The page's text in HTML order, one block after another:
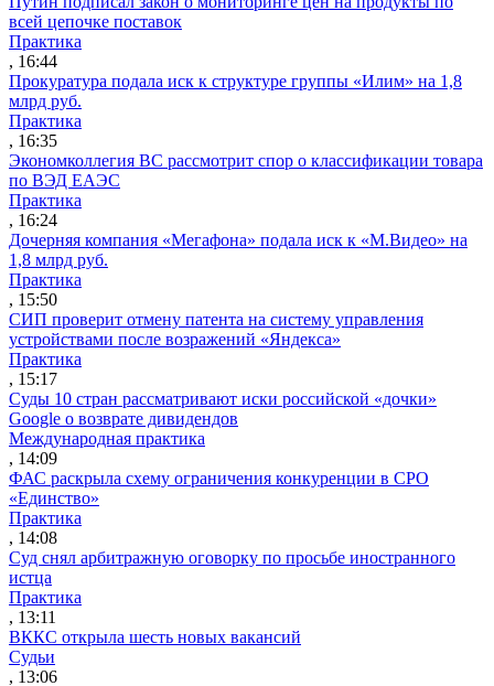
всей цепочке поставок
Практика
, 16:44
Прокуратура подала иск к структуре группы «Илим» на 1,8
млрд руб.
Практика
, 16:35
Экономколлегия ВС рассмотрит спор о классификации товара
по ВЭД ЕАЭС
Практика
, 16:24
Дочерняя компания «Мегафона» подала иск к «М.Видео» на
1,8 млрд руб.
Практика
, 15:50
СИП проверит отмену патента на систему управления
устройствами после возражений «Яндекса»
Практика
, 15:17
Суды 10 стран рассматривают иски российской «дочки»
Google о возврате дивидендов
Международная практика
, 14:09
ФАС раскрыла схему ограничения конкуренции в СРО
«Единство»
Практика
, 14:08
Суд снял арбитражную оговорку по просьбе иностранного
истца
Практика
, 13:11
ВККС открыла шесть новых вакансий
Судьи
, 13:06